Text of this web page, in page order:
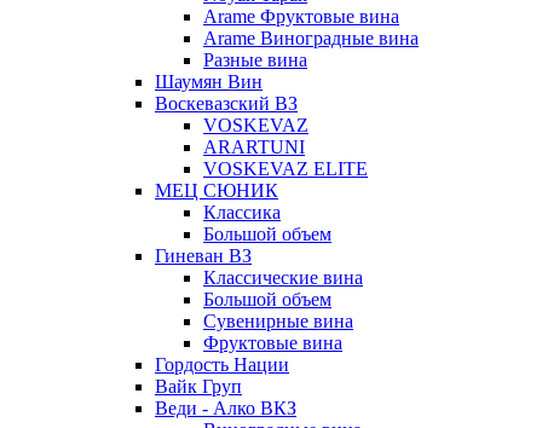
Arame Фруктовые вина
Arame Виноградные вина
Разные вина
Шаумян Вин
Воскевазский ВЗ
VOSKEVAZ
ARARTUNI
VOSKEVAZ ELITE
МЕЦ СЮНИК
Классика
Большой объем
Гиневан ВЗ
Классические вина
Большой объем
Сувенирные вина
Фруктовые вина
Гордость Нации
Вайк Груп
Веди - Алко ВКЗ